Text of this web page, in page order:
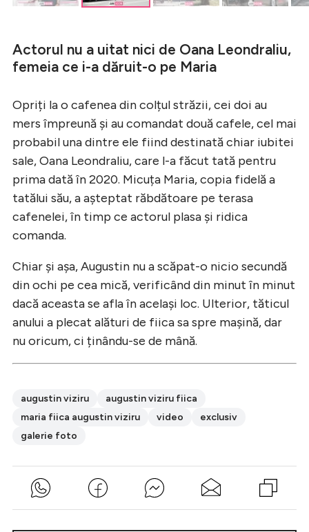
Actorul nu a uitat nici de Oana Leondraliu,
femeia ce i-a dăruit-o pe Maria
Opriți la o cafenea din colțul străzii, cei doi au
mers împreună și au comandat două cafele, cel mai
probabil una dintre ele fiind destinată chiar iubitei
sale, Oana Leondraliu, care l-a făcut tată pentru
prima dată în 2020. Micuța Maria, copia fidelă a
tatălui său, a așteptat răbdătoare pe terasa
cafenelei, în timp ce actorul plasa și ridica
comanda.
Chiar și așa, Augustin nu a scăpat-o nicio secundă
din ochi pe cea mică, verificând din minut în minut
dacă aceasta se afla în același loc. Ulterior, tăticul
anului a plecat alături de fiica sa spre mașină, dar
nu oricum, ci ținându-se de mână.
augustin viziru
augustin viziru fiica
maria fiica augustin viziru
video
exclusiv
galerie foto